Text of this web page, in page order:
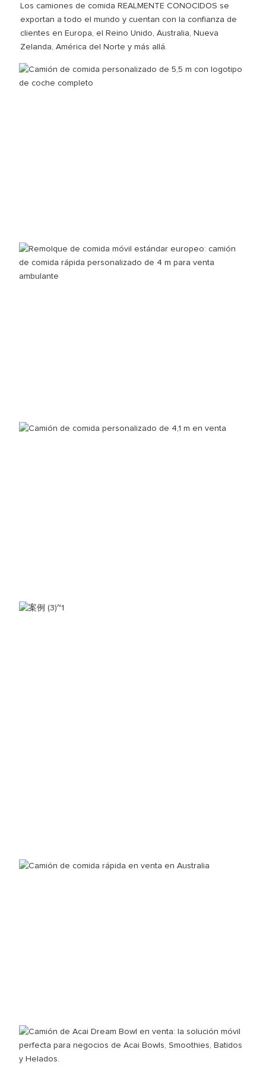
Los camiones de comida REALMENTE CONOCIDOS se
exportan a todo el mundo y cuentan con la confianza de
clientes en Europa, el Reino Unido, Australia, Nueva
Zelanda, América del Norte y más allá.